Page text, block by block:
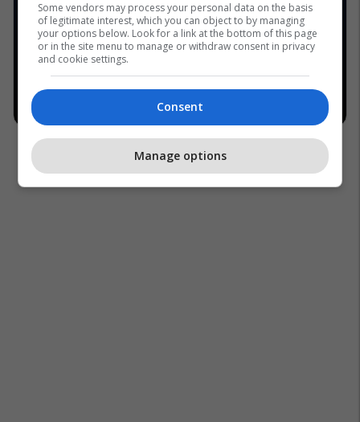
Some vendors may process your personal data on the basis
of legitimate interest, which you can object to by managing
your options below. Look for a link at the bottom of this page
or in the site menu to manage or withdraw consent in privacy
and cookie settings.
Consent
Manage options